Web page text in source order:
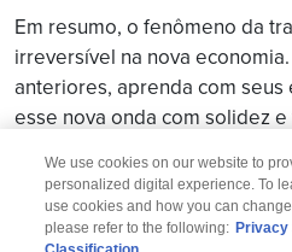
Em resumo, o fenômeno da
irreversível na nova
anteriores, aprenda com
esse nova onda com solidez
We use cookies on our website to
personalized digital experience. To
use cookies and how you can
please refer to the following: Privacy